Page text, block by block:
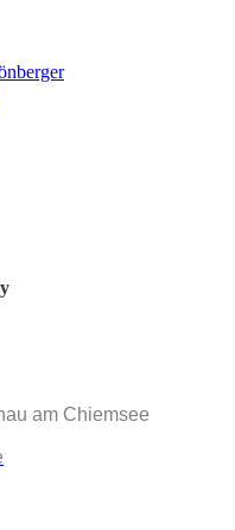
am Chiemsee